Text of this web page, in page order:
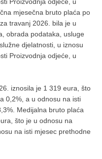
mjesečna bruto plaća po
travanj 2026. bila je u
obrada podataka, usluge
djelatnosti, u iznosu
Proizvodnja odjeće, u
iznosila je 1 319 eura, što
0,2%, a u odnosu na isti
Medijalna bruto plaća
što je u odnosu na
na isti mjesec prethodne